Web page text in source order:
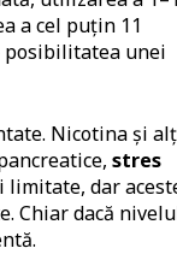
a cel puțin 11
posibilitatea unei
Nicotina și
stres
limitate, dar
Chiar dacă